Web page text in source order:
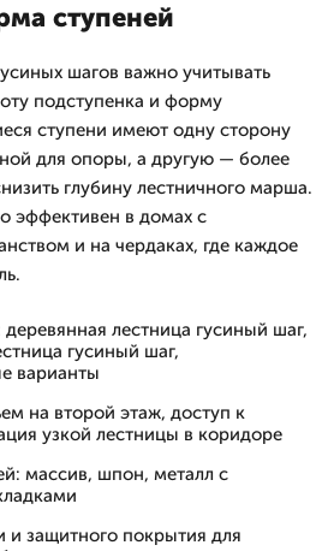
ступеней
шагов важно учитывать
подступенка и форму
ступени имеют одну сторону
для опоры, а другую — более
глубину лестничного марша.
эффективен в домах с
и на чердаках, где каждое
лестница гусиный шаг,
гусиный шаг,
варианты
на второй этаж, доступ к
узкой лестницы в коридоре
массив, шпон, металл с
и защитного покрытия для